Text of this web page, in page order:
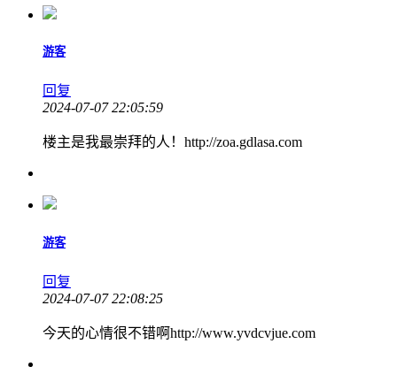
游客
回复
2024-07-07 22:05:59
楼主是我最崇拜的人！http://zoa.gdlasa.com
游客
回复
2024-07-07 22:08:25
今天的心情很不错啊http://www.yvdcvjue.com